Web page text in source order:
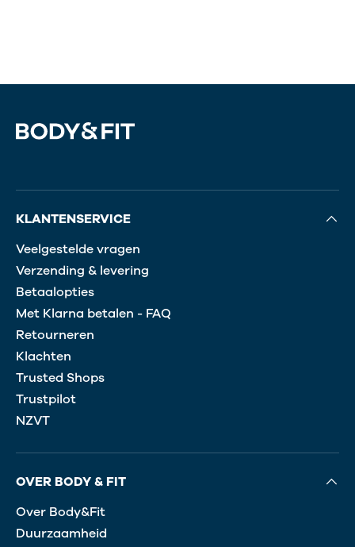
KLANTENSERVICE
Veelgestelde vragen
Verzending & levering
Betaalopties
Met Klarna betalen - FAQ
Retourneren
Klachten
Trusted Shops
Trustpilot
NZVT
OVER BODY & FIT
Over Body&Fit
Duurzaamheid